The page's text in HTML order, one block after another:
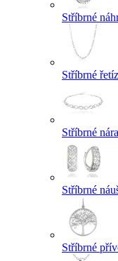
Stříbrné
Stříbrné
Stříbrné
Stříbrné
Stříbrné